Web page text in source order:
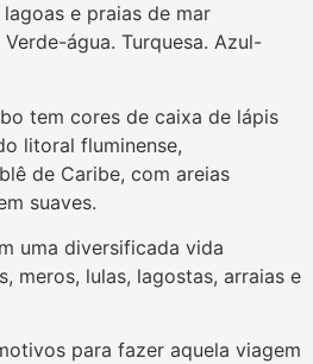
e praias de mar
água. Turquesa. Azul-
tem cores de caixa de lápis
litoral fluminense,
de Caribe, com areias
suaves.
uma diversificada vida
meros, lulas, lagostas, arraias e
para fazer aquela viagem